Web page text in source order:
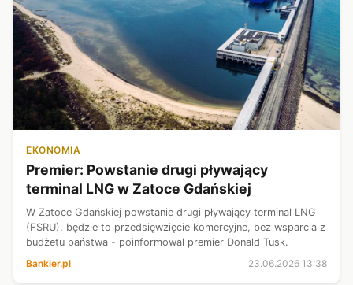
EKONOMIA
Premier: Powstanie drugi pływający
terminal LNG w Zatoce Gdańskiej
W Zatoce Gdańskiej powstanie drugi pływający terminal LNG
(FSRU), będzie to przedsięwzięcie komercyjne, bez wsparcia z
budżetu państwa - poinformował premier Donald Tusk.
Bankier.pl
23.06.2026 13:38